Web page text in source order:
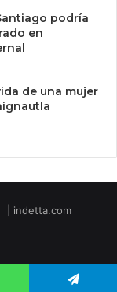
podría
en
de una mujer
| indetta.com